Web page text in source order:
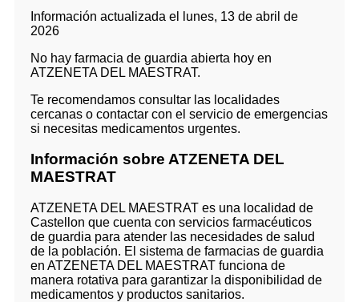
Información actualizada el lunes, 13 de abril de
2026
No hay farmacia de guardia abierta hoy en
ATZENETA DEL MAESTRAT.
Te recomendamos consultar las localidades
cercanas o contactar con el servicio de emergencias
si necesitas medicamentos urgentes.
Información sobre ATZENETA DEL
MAESTRAT
ATZENETA DEL MAESTRAT es una localidad de
Castellon que cuenta con servicios farmacéuticos
de guardia para atender las necesidades de salud
de la población. El sistema de farmacias de guardia
en ATZENETA DEL MAESTRAT funciona de
manera rotativa para garantizar la disponibilidad de
medicamentos y productos sanitarios.